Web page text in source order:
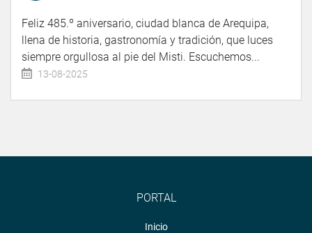
Feliz 485.º aniversario, ciudad blanca de Arequipa,
llena de historia, gastronomía y tradición, que luces
siempre orgullosa al pie del Misti. Escuchemos...
13-08-2025
PORTAL
Inicio